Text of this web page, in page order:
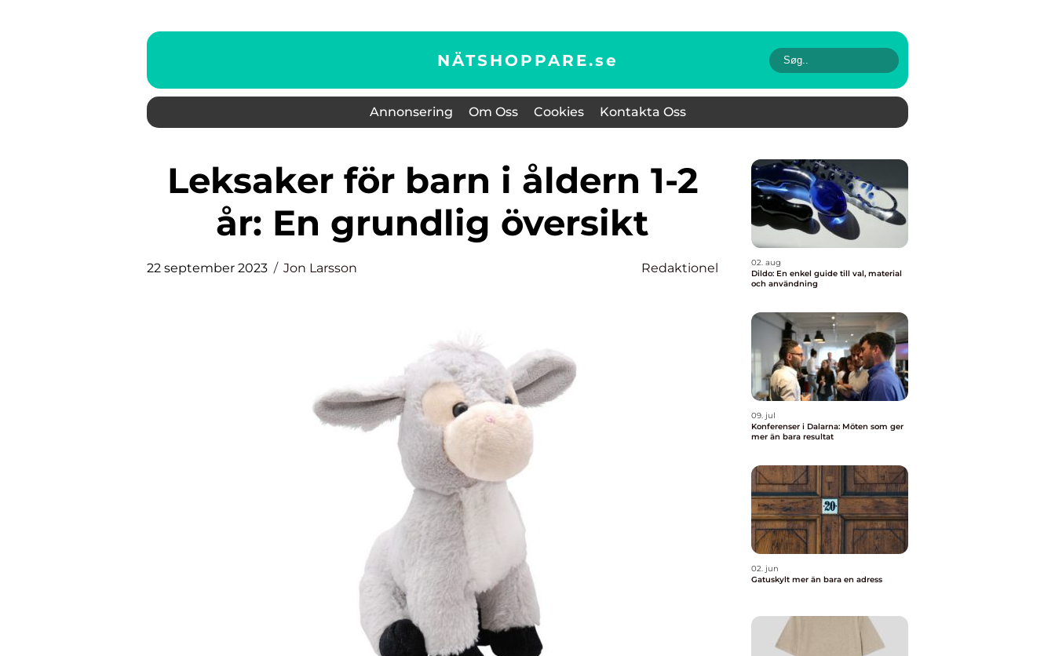
NÄTSHOPPARE.se
Annonsering Om Oss Cookies Kontakta Oss
Leksaker för barn i åldern 1-2
år: En grundlig översikt
22 september 2023 Jon Larsson Redaktionel
02. aug
Dildo: En enkel guide till val, material
och användning
09. jul
Konferenser i Dalarna: Möten som ger
mer än bara resultat
02. jun
Gatuskylt mer än bara en adress